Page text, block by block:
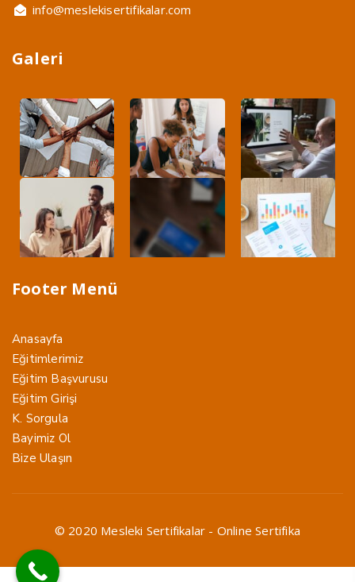
info@meslekisertifikalar.com
Galeri
Footer Menü
Anasayfa
Eğitimlerimiz
Eğitim Başvurusu
Eğitim Girişi
K. Sorgula
Bayimiz Ol
Bize Ulaşın
© 2020 Mesleki Sertifikalar - Online Sertifika